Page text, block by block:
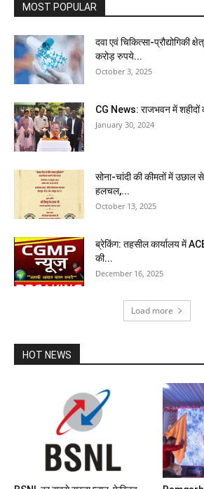
MOST POPULAR
दवा एवं चिकित्सा-प्रौद्योगिकी
करोड़ रुपये...
October 3, 2025
CG News: राजभवन में शहीदों
January 30, 2024
सोना-चांदी की कीमतों में उछाल से
हलचल,...
October 13, 2025
ब्रेकिंग: तहसील कार्यालय में
की...
December 16, 2025
Load more
HOT NEWS